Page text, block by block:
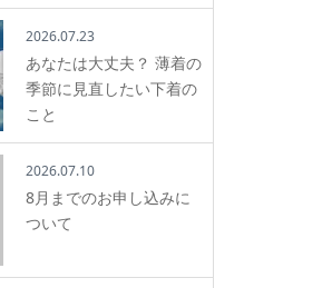
2026.07.23
あなたは大丈夫？ 薄着の
季節に見直したい下着の
こと
2026.07.10
8月までのお申し込みに
ついて